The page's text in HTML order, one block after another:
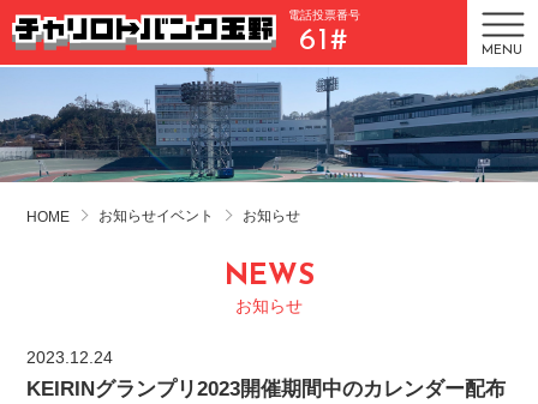
電話投票番号
61# MENU
HOME お知らせイベント お知らせ
NEWS
お知らせ
2023.12.24
KEIRINグランプリ2023開催期間中のカレンダー配布